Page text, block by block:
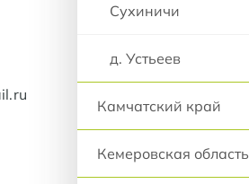
Сухиничи
д. Устьеев
Камчатский край
Кемеровская область